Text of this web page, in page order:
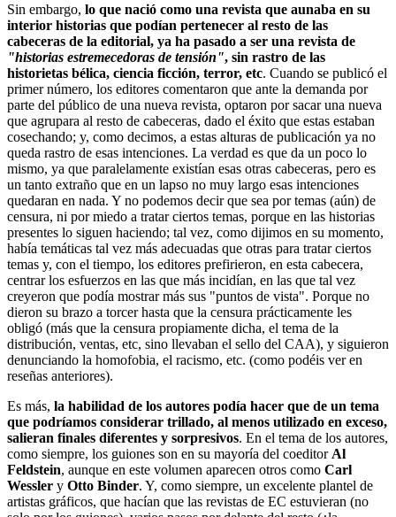
Sin embargo, lo que nació como una revista que aunaba en su
interior historias que podían pertenecer al resto de las
cabeceras de la editorial, ya ha pasado a ser una revista de
"historias estremecedoras de tensión", sin rastro de las
historietas bélica, ciencia ficción, terror, etc. Cuando se publicó el
primer número, los editores comentaron que ante la demanda por
parte del público de una nueva revista, optaron por sacar una nueva
que agrupara al resto de cabeceras, dado el éxito que estas estaban
cosechando; y, como decimos, a estas alturas de publicación ya no
queda rastro de esas intenciones. La verdad es que da un poco lo
mismo, ya que paralelamente existían esas otras cabeceras, pero es
un tanto extraño que en un lapso no muy largo esas intenciones
quedaran en nada. Y no podemos decir que sea por temas (aún) de
censura, ni por miedo a tratar ciertos temas, porque en las historias
presentes lo siguen haciendo; tal vez, como dijimos en su momento,
había temáticas tal vez más adecuadas que otras para tratar ciertos
temas y, con el tiempo, los editores prefirieron, en esta cabecera,
centrar los esfuerzos en las que más incidían, en las que tal vez
creyeron que podía mostrar más sus "puntos de vista". Porque no
dieron su brazo a torcer hasta que la censura prácticamente les
obligó (más que la censura propiamente dicha, el tema de la
distribución, ventas, etc, sino llevaban el sello del CAA), y siguieron
denunciando la homofobia, el racismo, etc. (como podéis ver en
reseñas anteriores).
Es más, la habilidad de los autores podía hacer que de un tema
que podríamos considerar trillado, al menos utilizado en exceso,
salieran finales diferentes y sorpresivos. En el tema de los autores,
como siempre, los guiones son en su mayoría del coeditor Al
Feldstein, aunque en este volumen aparecen otros como Carl
Wessler y Otto Binder. Y, como siempre, un excelente plantel de
artistas gráficos, que hacían que las revistas de EC estuvieran (no